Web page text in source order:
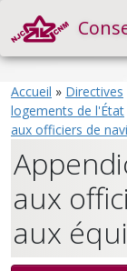
Accueil » Directives
logements de l'État
aux officiers de
aux
aux